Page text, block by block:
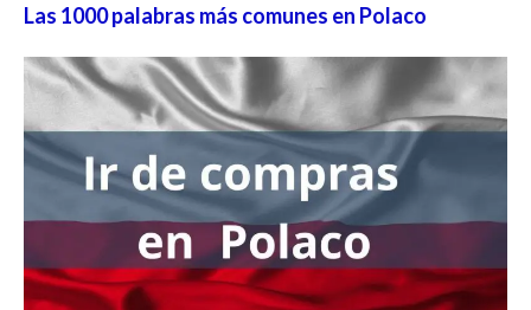
Las 1000 palabras más comunes en Polaco